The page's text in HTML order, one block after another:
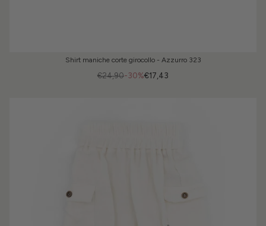
Shirt maniche corte girocollo - Azzurro 323
-30%
€24,90 €17,43